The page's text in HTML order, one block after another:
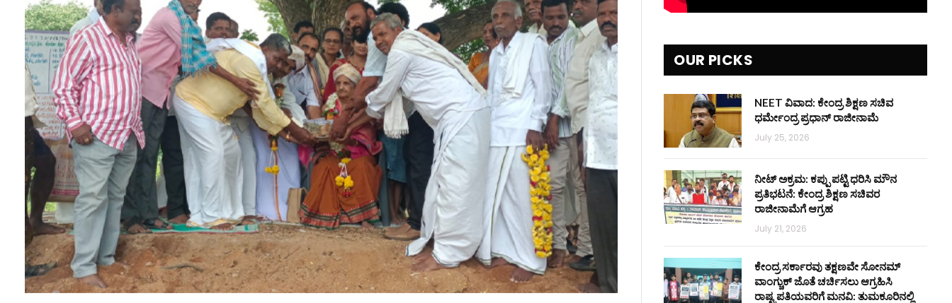
OUR PICKS
NEET ವಿವಾದ: ಕೇಂದ್ರ ಶಿಕ್ಷಣ ಸಚಿವ
ಧರ್ಮೇಂದ್ರ ಪ್ರಧಾನ್ ರಾಜೀನಾಮೆ
July 25, 2026
ನೀಟ್ ಅಕ್ರಮ: ಕಪ್ಪು ಪಟ್ಟಿ ಧರಿಸಿ ಮೌನ
ಪ್ರತಿಭಟನೆ: ಕೇಂದ್ರ ಶಿಕ್ಷಣ ಸಚಿವರ
ರಾಜೀನಾಮೆಗೆ ಆಗ್ರಹ
July 21, 2026
ಕೇಂದ್ರ ಸರ್ಕಾರವು ತಕ್ಷಣವೇ ಸೋನಮ್
ವಾಂಗ್ಚುಕ್ ಜೊತೆ ಚರ್ಚಿಸಲು ಆಗ್ರಹಿಸಿ
ರಾಷ್ಟ್ರಪತಿಯವರಿಗೆ ಮನವಿ: ತುಮಕೂರಿನಲ್ಲಿ